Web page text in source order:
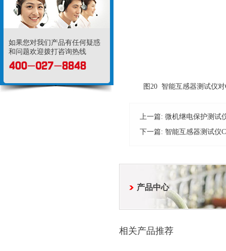
如果您对我们产品有任何疑惑
和问题欢迎拨打咨询热线
图20 智能互感器测试仪对
上一篇: 微机继电保护测试
下一篇: 智能互感器测试仪
产品中心
相关产品推荐